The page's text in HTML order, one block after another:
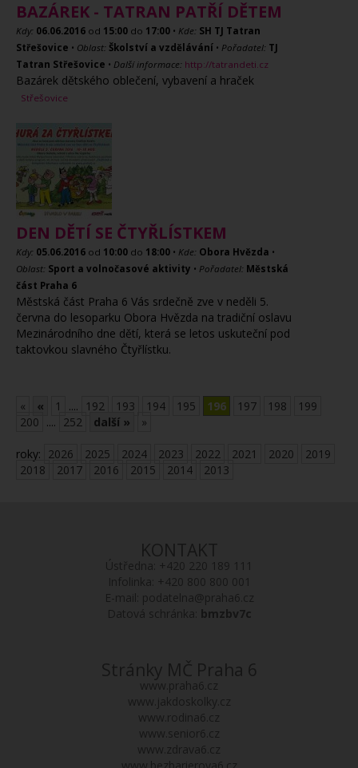
BAZÁREK - TATRAN PATŘÍ DĚTEM
Kdy: 06.06.2016 od 15:00 do 17:00 • Kde: SH TJ Tatran
Střešovice • Oblast: Školství a vzdělávání • Pořadatel: TJ
Tatran Střešovice • Další informace: http://tatrandeti.cz
Bazárek dětského oblečení, vybavení a hraček
Střešovice
DEN DĚTÍ SE ČTYŘLÍSTKEM
Kdy: 05.06.2016 od 10:00 do 18:00 • Kde: Obora Hvězda •
Oblast: Sport a volnočasové aktivity • Pořadatel: Městská
část Praha 6
Městská část Praha 6 Vás srdečně zve v neděli 5.
června do lesoparku Obora Hvězda na tradiční oslavu
Mezinárodního dne dětí, která se letos uskuteční pod
taktovkou slavného Čtyřlístku.
« « 1 .... 192 193 194 195 196 197 198
199
200 .... 252 další » »
roky: 2026 2025 2024 2023 2022 2021 2020
2019
2018
2017 2016 2015 2014 2013
KONTAKT
Ústředna: +420 220 189 111
Infolinka: +420 800 800 001
E-mail: podatelna@praha6.cz
Datová schránka: bmzbv7c
Stránky MČ Praha 6
www.praha6.cz
www.jakdoskolky.cz
www.rodina6.cz
www.senior6.cz
www.zdrava6.cz